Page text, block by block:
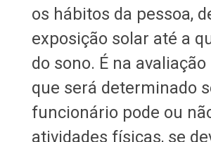
os hábitos da pessoa,
exposição solar até a
do sono. É na
que será determinado
funcionário pode ou
atividades físicas, se